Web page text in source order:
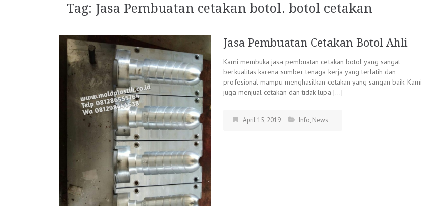
Tag: Jasa Pembuatan cetakan botol. botol cetakan
Jasa Pembuatan Cetakan Botol Ahli
Kami membuka jasa pembuatan cetakan botol yang sangat
berkualitas karena sumber tenaga kerja yang terlatih dan
profesional mampu menghasilkan cetakan yang sangan baik. Kami
juga menjual cetakan dan tidak lupa […]
April 15, 2019 Info, News